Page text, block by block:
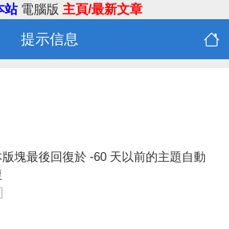
站 電腦版 主頁/最新文章
提示信息
塊最後回復於 -60 天以前的主題自動